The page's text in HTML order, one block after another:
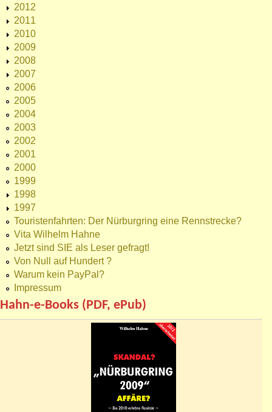
2012
2011
2010
2009
2008
2007
2006
2005
2004
2003
2002
2001
2000
1999
1998
1997
Touristenfahrten: Der Nürburgring eine Rennstrecke?
Vita Wilhelm Hahne
Jetzt sind SIE als Leser gefragt!
Von Null auf Hundert ?
Warum kein PayPal?
Impressum
Hahn-e-Books (PDF, ePub)